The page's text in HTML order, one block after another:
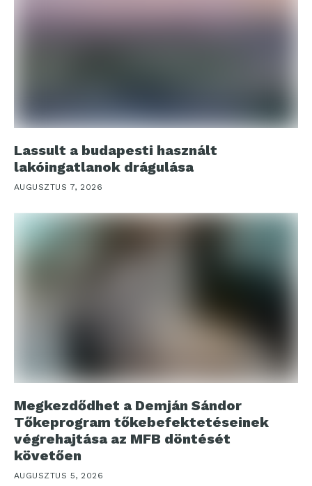
Lassult a budapesti használt
lakóingatlanok drágulása
AUGUSZTUS 7, 2026
Megkezdődhet a Demján Sándor
Tőkeprogram tőkebefektetéseinek
végrehajtása az MFB döntését
követően
AUGUSZTUS 5, 2026